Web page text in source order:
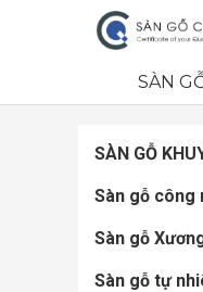
SÀN
SÀN GỖ
Sàn gỗ công
Sàn gỗ
Sàn gỗ tự